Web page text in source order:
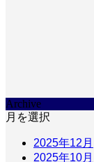
Archive
月を選択
2025年12月
2025年10月